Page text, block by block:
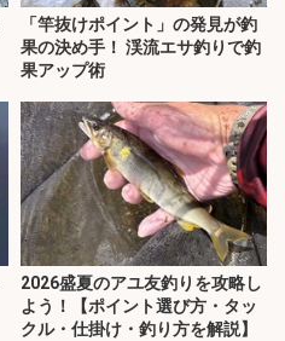
「竿抜けポイント」の発見が釣
果の決め手！ 渓流エサ釣りで釣
果アップ術
2026盛夏のアユ友釣りを攻略し
よう！【ポイント選び方・タッ
クル・仕掛け・釣り方を解説】